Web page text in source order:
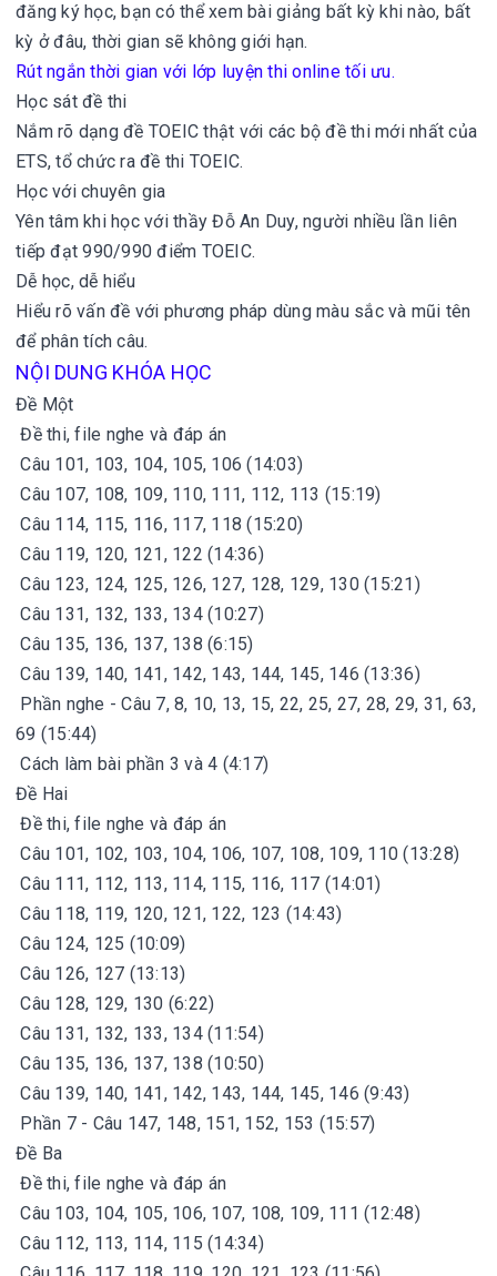
đăng ký học, bạn có thể xem bài giảng bất kỳ khi nào, bất
kỳ ở đâu, thời gian sẽ không giới hạn.
Rút ngắn thời gian với lớp luyện thi online tối ưu.
Học sát đề thi
Nắm rõ dạng đề TOEIC thật với các bộ đề thi mới nhất của
ETS, tổ chức ra đề thi TOEIC.
Học với chuyên gia
Yên tâm khi học với thầy Đỗ An Duy, người nhiều lần liên
tiếp đạt 990/990 điểm TOEIC.
Dễ học, dễ hiểu
Hiểu rõ vấn đề với phương pháp dùng màu sắc và mũi tên
để phân tích câu.
NỘI DUNG KHÓA HỌC
Đề Một
Đề thi, file nghe và đáp án
Câu 101, 103, 104, 105, 106 (14:03)
Câu 107, 108, 109, 110, 111, 112, 113 (15:19)
Câu 114, 115, 116, 117, 118 (15:20)
Câu 119, 120, 121, 122 (14:36)
Câu 123, 124, 125, 126, 127, 128, 129, 130 (15:21)
Câu 131, 132, 133, 134 (10:27)
Câu 135, 136, 137, 138 (6:15)
Câu 139, 140, 141, 142, 143, 144, 145, 146 (13:36)
Phần nghe - Câu 7, 8, 10, 13, 15, 22, 25, 27, 28, 29, 31, 63,
69 (15:44)
Cách làm bài phần 3 và 4 (4:17)
Đề Hai
Đề thi, file nghe và đáp án
Câu 101, 102, 103, 104, 106, 107, 108, 109, 110 (13:28)
Câu 111, 112, 113, 114, 115, 116, 117 (14:01)
Câu 118, 119, 120, 121, 122, 123 (14:43)
Câu 124, 125 (10:09)
Câu 126, 127 (13:13)
Câu 128, 129, 130 (6:22)
Câu 131, 132, 133, 134 (11:54)
Câu 135, 136, 137, 138 (10:50)
Câu 139, 140, 141, 142, 143, 144, 145, 146 (9:43)
Phần 7 - Câu 147, 148, 151, 152, 153 (15:57)
Đề Ba
Đề thi, file nghe và đáp án
Câu 103, 104, 105, 106, 107, 108, 109, 111 (12:48)
Câu 112, 113, 114, 115 (14:34)